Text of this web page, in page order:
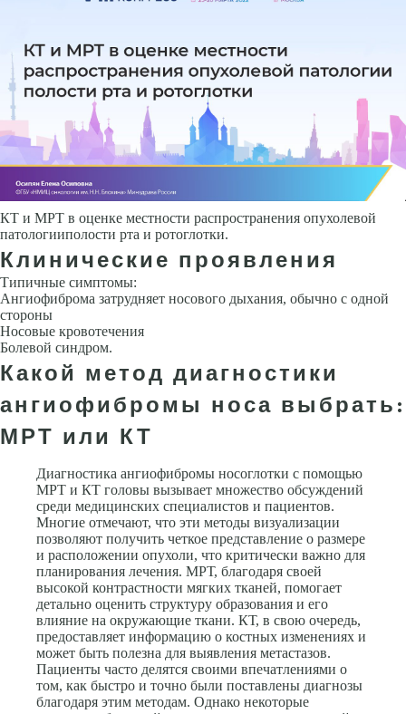
КТ и МРТ в оценке местности распространения опухолевой
патологииполости рта и ротоглотки.
Клинические проявления
Типичные симптомы:
Ангиофиброма затрудняет носового дыхания, обычно с одной
стороны
Носовые крово­течения
Болевой синдром.
Какой метод диагностики
ангиофибромы носа выбрать:
МРТ или КТ
Диагностика ангиофибромы носоглотки с помощью
МРТ и КТ головы вызывает множество обсуждений
среди медицинских специалистов и пациентов.
Многие отмечают, что эти методы визуализации
позволяют получить четкое представление о размере
и расположении опухоли, что критически важно для
планирования лечения. МРТ, благодаря своей
высокой контрастности мягких тканей, помогает
детально оценить структуру образования и его
влияние на окружающие ткани. КТ, в свою очередь,
предоставляет информацию о костных изменениях и
может быть полезна для выявления метастазов.
Пациенты часто делятся своими впечатлениями о
том, как быстро и точно были поставлены диагнозы
благодаря этим методам. Однако некоторые